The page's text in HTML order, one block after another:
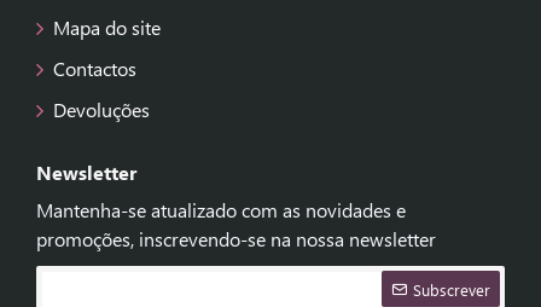
Mapa do site
Contactos
Devoluções
Newsletter
Mantenha-se atualizado com as novidades e
promoções, inscrevendo-se na nossa newsletter
Subscrever